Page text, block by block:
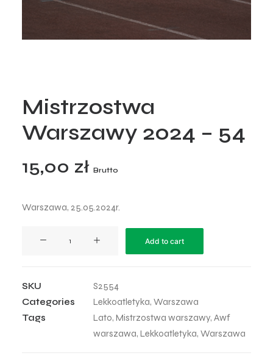
Mistrzostwa
Warszawy 2024 – 54
15,00 zł Brutto
Warszawa, 25.05.2024r.
-
54
quantity
Add to cart
SKU
S2554
Categories
Lekkoatletyka, Warszawa
Tags
Lato, Mistrzostwa warszawy, Awf
warszawa, Lekkoatletyka, Warszawa